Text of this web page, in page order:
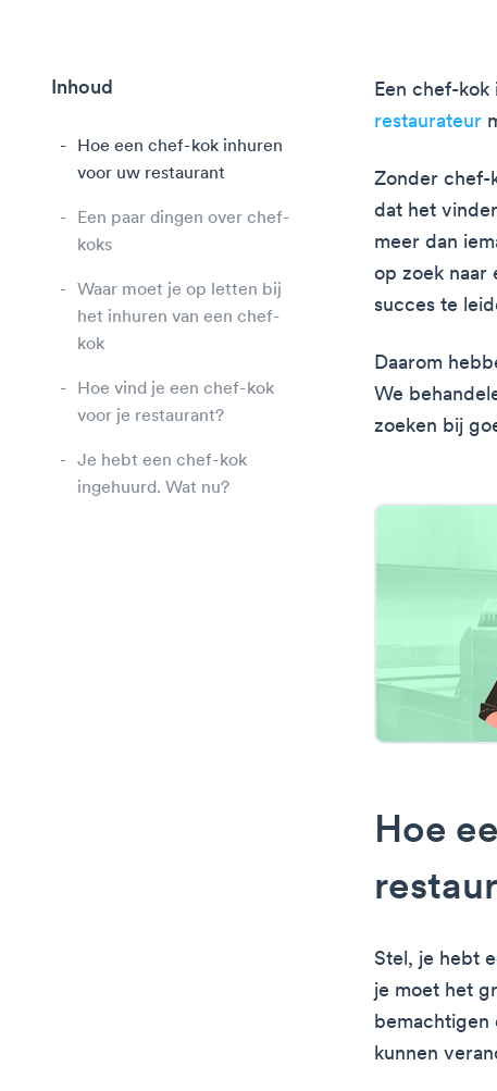
Inhoud
Hoe een chef-kok inhuren
voor uw restaurant
Een paar dingen over chef-
koks
Waar moet je op letten bij
het inhuren van een chef-
kok
Hoe vind je een chef-kok
voor je restaurant?
Je hebt een chef-kok
ingehuurd. Wat nu?
Een chef-
restaurateur
Zonder chef-
dat het
meer dan
op zoek naar
succes te
Daarom
We
zoeken bij
Hoe
Stel, je hebt
je moet het
bemachtigen
kunnen